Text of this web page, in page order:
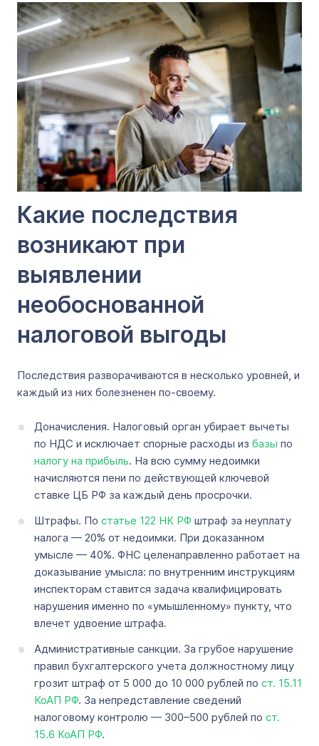
Какие последствия
возникают при
выявлении
необоснованной
налоговой выгоды
Последствия разворачиваются в несколько уровней, и
каждый из них болезненен по-своему.
Доначисления. Налоговый орган убирает вычеты
по НДС и исключает спорные расходы из базы по
налогу на прибыль. На всю сумму недоимки
начисляются пени по действующей ключевой
ставке ЦБ РФ за каждый день просрочки.
Штрафы. По статье 122 НК РФ штраф за неуплату
налога — 20% от недоимки. При доказанном
умысле — 40%. ФНС целенаправленно работает на
доказывание умысла: по внутренним инструкциям
инспекторам ставится задача квалифицировать
нарушения именно по «умышленному» пункту, что
влечет удвоение штрафа.
Административные санкции. За грубое нарушение
правил бухгалтерского учета должностному лицу
грозит штраф от 5 000 до 10 000 рублей по ст. 15.11
КоАП РФ. За непредставление сведений
налоговому контролю — 300–500 рублей по ст.
15.6 КоАП РФ.